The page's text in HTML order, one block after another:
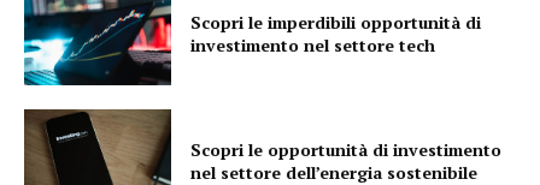
Scopri le imperdibili opportunità di
investimento nel settore tech
Scopri le opportunità di investimento
nel settore dell’energia sostenibile